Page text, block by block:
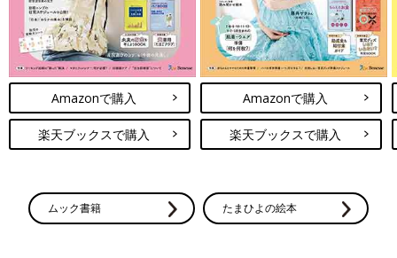
Amazonで購入
楽天ブックスで購入
Amazonで購入
楽天ブックスで購入
ムック書籍 たまひよの絵本